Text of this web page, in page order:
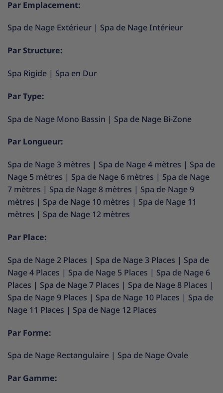
Par Emplacement:
Spa de Nage Extérieur | Spa de Nage Intérieur
Par Structure:
Spa Rigide | Spa en Dur
Par Type:
Spa de Nage Mono Bassin | Spa de Nage Bi-Zone
Par Longueur:
Spa de Nage 3 mètres | Spa de Nage 4 mètres | Spa de
Nage 5 mètres | Spa de Nage 6 mètres | Spa de Nage
7 mètres | Spa de Nage 8 mètres | Spa de Nage 9
mètres | Spa de Nage 10 mètres | Spa de Nage 11
mètres | Spa de Nage 12 mètres
Par Place:
Spa de Nage 2 Places | Spa de Nage 3 Places | Spa de
Nage 4 Places | Spa de Nage 5 Places | Spa de Nage 6
Places | Spa de Nage 7 Places | Spa de Nage 8 Places |
Spa de Nage 9 Places | Spa de Nage 10 Places | Spa de
Nage 11 Places | Spa de Nage 12 Places
Par Forme:
Spa de Nage Rectangulaire | Spa de Nage Ovale
Par Gamme: